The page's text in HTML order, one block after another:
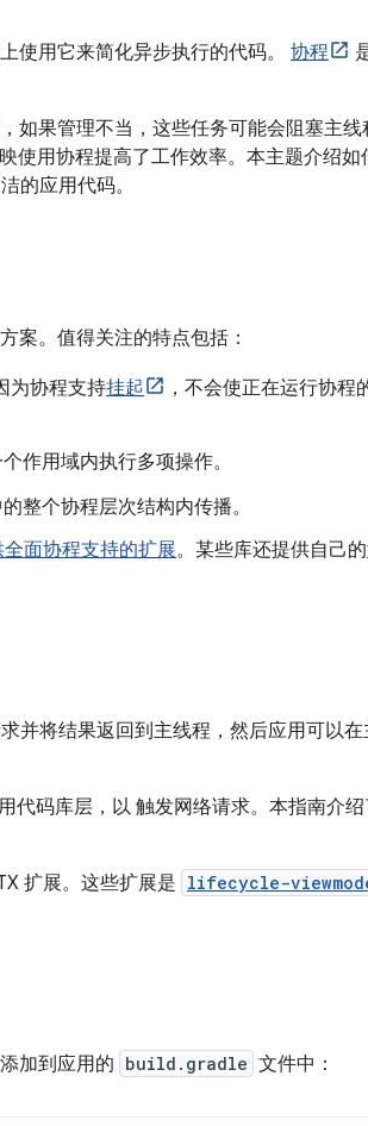
使用它来简化异步执行的代码。 协程
如果管理不当，这些任务可能会阻塞主
使用协程提高了工作效率。本主题介绍
的应用代码。
案。值得关注的特点包括：
为协程支持挂起 ，不会使正在运行协程
作用域内执行多项操作。
整个协程层次结构内传播。
全面协程支持的扩展。某些库还提供自己的
并将结果返回到主线程，然后应用可以
代码库层，以 触发网络请求。本指南介
扩展。这些扩展是 lifecycle-
加到应用的 build.gradle 文件中：